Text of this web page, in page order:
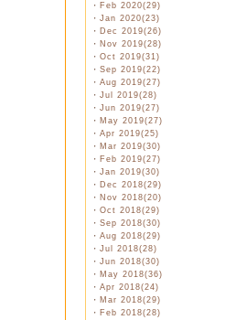
・ Feb 2020(29)
・ Jan 2020(23)
・ Dec 2019(26)
・ Nov 2019(28)
・ Oct 2019(31)
・ Sep 2019(22)
・ Aug 2019(27)
・ Jul 2019(28)
・ Jun 2019(27)
・ May 2019(27)
・ Apr 2019(25)
・ Mar 2019(30)
・ Feb 2019(27)
・ Jan 2019(30)
・ Dec 2018(29)
・ Nov 2018(20)
・ Oct 2018(29)
・ Sep 2018(30)
・ Aug 2018(29)
・ Jul 2018(28)
・ Jun 2018(30)
・ May 2018(36)
・ Apr 2018(24)
・ Mar 2018(29)
・ Feb 2018(28)